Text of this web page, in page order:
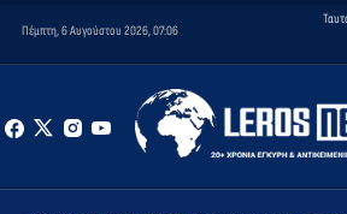
Πέμπτη, 6 Αυγούστου 2026, 07:06